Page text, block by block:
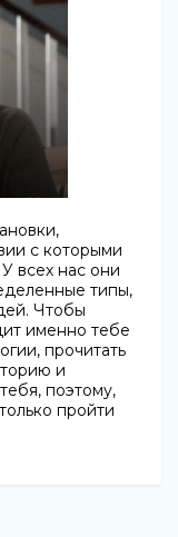
с которыми
всех нас они
типы,
Чтобы
именно тебе
прочитать
и
поэтому,
пройти